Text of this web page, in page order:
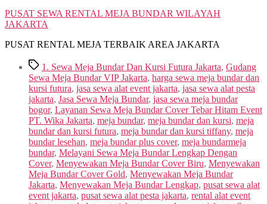
PUSAT SEWA RENTAL MEJA BUNDAR WILAYAH
JAKARTA
PUSAT RENTAL MEJA TERBAIK AREA JAKARTA
Tags1. Sewa Meja Bundar Dan Kursi Futura Jakarta, Gudang
Sewa Meja Bundar VIP Jakarta, harga sewa meja bundar dan
kursi futura, jasa sewa alat event jakarta, jasa sewa alat pesta
jakarta, Jasa Sewa Meja Bundar, jasa sewa meja bundar
bogor, Layanan Sewa Meja Bundar Cover Tebar Hitam Event
PT. Wika Jakarta, meja bundar, meja bundar dan kursi, meja
bundar dan kursi futura, meja bundar dan kursi tiffany, meja
bundar lesehan, meja bundar plus cover, meja bundarmeja
bundar, Melayani Sewa Meja Bundar Lengkap Dengan
Cover, Menyewakan Meja Bundar Cover Biru, Menyewakan
Meja Bundar Cover Gold, Menyewakan Meja Bundar
Jakarta, Menyewakan Meja Bundar Lengkap, pusat sewa alat
event jakarta, pusat sewa alat pesta jakarta, rental alat event